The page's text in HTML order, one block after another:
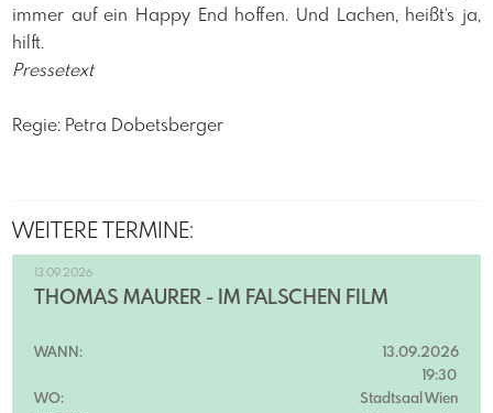
immer auf ein Happy End hoffen. Und Lachen, heißt‘s ja,
hilft.
Pressetext
Regie: Petra Dobetsberger
WEITERE TERMINE:
13.09.2026
THOMAS MAURER - IM FALSCHEN FILM
WANN:
13.09.2026
19:30
WO:
Stadtsaal Wien